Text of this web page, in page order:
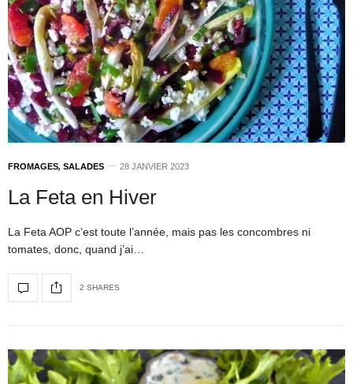
FROMAGES, SALADES 28 JANVIER 2023
La Feta en Hiver
La Feta AOP c’est toute l’année, mais pas les concombres ni
tomates, donc, quand j’ai…
2 SHARES